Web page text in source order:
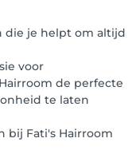
044 154
die je helpt om altijd
voor
de perfecte
te laten
bij Fati's Hairroom